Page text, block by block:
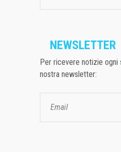
NEWSLETTER
Per ricevere notizie ogni
nostra newsletter: